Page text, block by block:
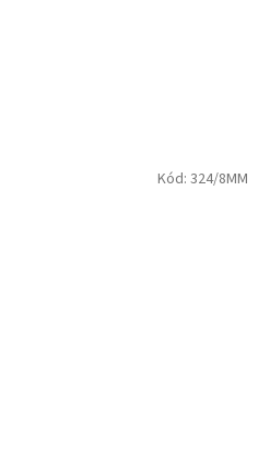
Kód: 324/8MM